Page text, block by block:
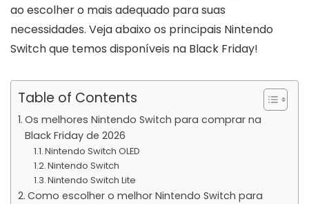
ao escolher o mais adequado para suas
necessidades. Veja abaixo os principais Nintendo
Switch que temos disponíveis na Black Friday!
Table of Contents
Os melhores Nintendo Switch para comprar na
Black Friday de 2026
Nintendo Switch OLED
Nintendo Switch
Nintendo Switch Lite
Como escolher o melhor Nintendo Switch para